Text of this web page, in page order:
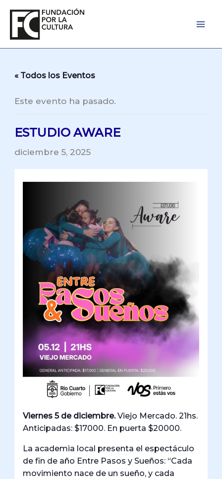
contenido
« Todos los Eventos
Este evento ha pasado.
ESTUDIO AWARE
diciembre 5, 2025
Viernes 5 de diciembre.Viejo Mercado. 21hs.
Anticipadas: $17000. En puerta $20000.
La academia local presenta el espectáculo
de fin de año Entre Pasos y Sueños: “Cada
movimiento nace de un sueño, y cada